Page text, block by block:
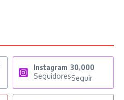
Instagram 30,000
SeguidoresSeguir